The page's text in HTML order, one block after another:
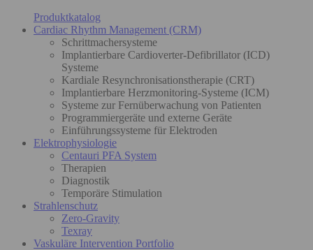
Produktkatalog
Cardiac Rhythm Management (CRM)
Schrittmachersysteme
Implantierbare Cardioverter-Defibrillator (ICD)
Systeme
Kardiale Resynchronisationstherapie (CRT)
Implantierbare Herzmonitoring-Systeme (ICM)
Systeme zur Fernüberwachung von Patienten
Programmiergeräte und externe Geräte
Einführungssysteme für Elektroden
Elektrophysiologie
Centauri PFA System
Therapien
Diagnostik
Temporäre Stimulation
Strahlenschutz
Zero-Gravity
Texray
Vaskuläre Intervention Portfolio